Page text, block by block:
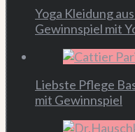
Yoga Kleidung
Gewinnspiel mit
Liebste Pflege
mit Gewinnspiel